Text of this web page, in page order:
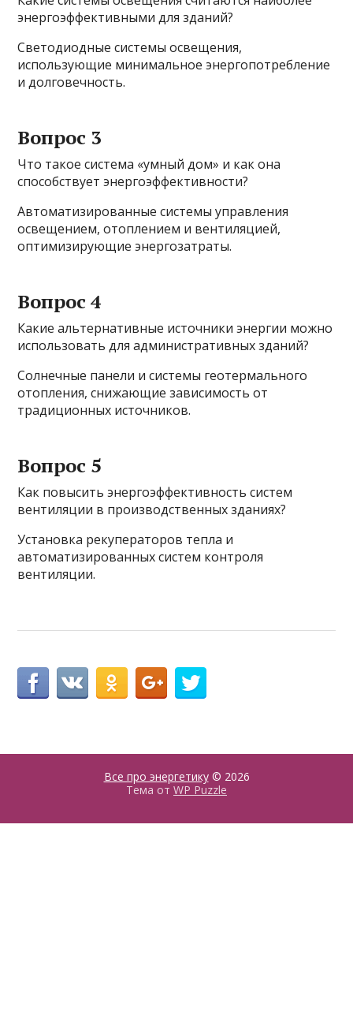
энергоэффективными для зданий?
Светодиодные системы освещения,
использующие минимальное энергопотребление
и долговечность.
Вопрос 3
Что такое система «умный дом» и как она
способствует энергоэффективности?
Автоматизированные системы управления
освещением, отоплением и вентиляцией,
оптимизирующие энергозатраты.
Вопрос 4
Какие альтернативные источники энергии можно
использовать для административных зданий?
Солнечные панели и системы геотермального
отопления, снижающие зависимость от
традиционных источников.
Вопрос 5
Как повысить энергоэффективность систем
вентиляции в производственных зданиях?
Установка рекуператоров тепла и
автоматизированных систем контроля
вентиляции.
Все про энергетику© 2026
Тема от WP Puzzle